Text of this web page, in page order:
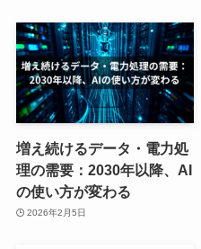
増え続けるデータ・電力処
理の需要：2030年以降、AI
の使い方が変わる
2026年2月5日